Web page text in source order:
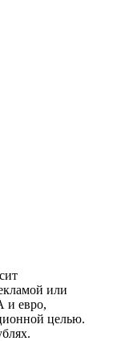
или
и евро,
целью.